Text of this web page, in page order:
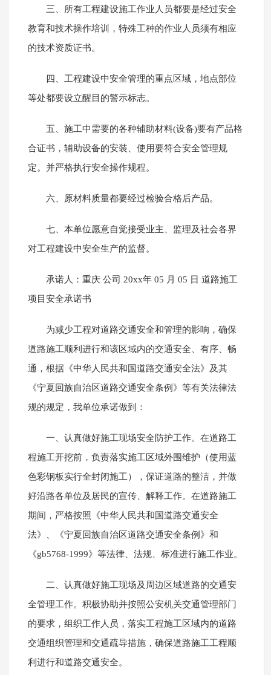
三、所有工程建设施工作业人员都要是经过安全
教育和技术操作培训，特殊工种的作业人员须有相应
的技术资质证书。
四、工程建设中安全管理的重点区域，地点部位
等处都要设立醒目的警示标志。
五、施工中需要的各种辅助材料(设备)要有产品格
合证书，辅助设备的安装、使用要符合安全管理规
定。并严格执行安全操作规程。
六、原材料质量都要经过检验合格后产品。
七、本单位愿意自觉接受业主、监理及社会各界
对工程建设中安全生产的监督。
承诺人：重庆 公司 20xx年 05 月 05 日 道路施工
项目安全承诺书
为减少工程对道路交通安全和管理的影响，确保
道路施工顺利进行和该区域内的交通安全、有序、畅
通，根据《中华人民共和国道路交通安全法》及其
《宁夏回族自治区道路交通安全条例》等有关法律法
规的规定，我单位承诺做到：
一、认真做好施工现场安全防护工作。在道路工
程施工开挖前，负责落实施工区域外围维护（使用蓝
色彩钢板实行全封闭施工），保证道路的整洁，并做
好沿路各单位及居民的宣传、解释工作。在道路施工
期间，严格按照《中华人民共和国道路交通安全
法》、《宁夏回族自治区道路交通安全条例》和
《gb5768-1999》等法律、法规、标准进行施工作业。
二、认真做好施工现场及周边区域道路的交通安
全管理工作。积极协助并按照公安机关交通管理部门
的要求，组织工作人员，落实工程施工区域内的道路
交通组织管理和交通疏导措施，确保道路施工工程顺
利进行和道路交通安全。